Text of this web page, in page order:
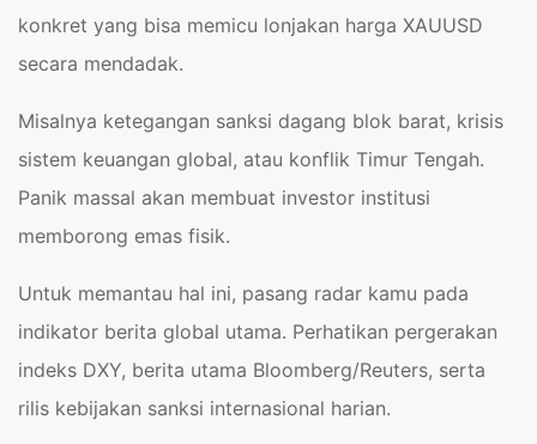
konkret yang bisa memicu lonjakan harga XAUUSD
secara mendadak.
Misalnya ketegangan sanksi dagang blok barat, krisis
sistem keuangan global, atau konflik Timur Tengah.
Panik massal akan membuat investor institusi
memborong emas fisik.
Untuk memantau hal ini, pasang radar kamu pada
indikator berita global utama. Perhatikan pergerakan
indeks DXY, berita utama Bloomberg/Reuters, serta
rilis kebijakan sanksi internasional harian.